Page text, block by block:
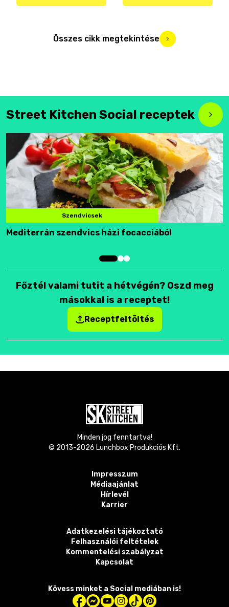
Összes cikk megtekintése
Street Kitchen Social receptek
Szendvicsek
Mediterrán szendvics házi focacciából
Főztél valami tutit a hétvégén? Oszd meg
másokkal is a receptet!
Receptfeltöltés
Minden jog fenntartva!
© 2013-2026 Lunchbox Produkciós Kft.
Impresszum
Médiaajánlat
Hírlevél
Karrier
Adatkezelési tájékoztató
Felhasználói feltételek
Kommentelési szabályzat
Kapcsolat
Kövess minket a Social mediában is!